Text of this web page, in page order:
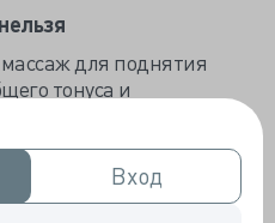
Вход
Вход
для поднятия
тонуса и
Все массажные
должны быть
плавно и мягко.